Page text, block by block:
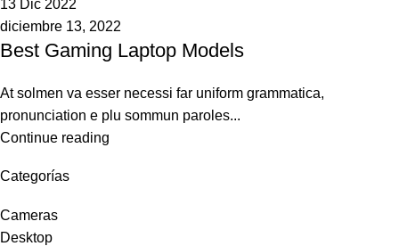
13 Dic 2022
diciembre 13, 2022
Best Gaming Laptop Models
At solmen va esser necessi far uniform grammatica,
pronunciation e plu sommun paroles...
Continue reading
Categorías
Cameras
Desktop